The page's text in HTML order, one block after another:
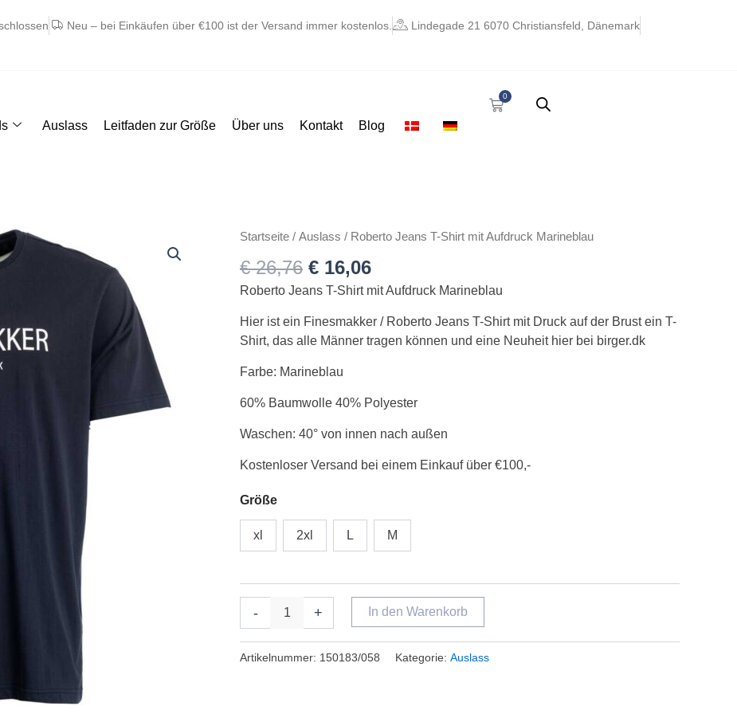
Neu – bei Einkäufen über €100 ist der Versand immer kostenlos.
Lindegade 21 6070 Christiansfeld, Dänemark
Auslass Leitfaden zur Größe Über uns Kontakt Blog
0
Warenkorb
Startseite / Auslass / Roberto Jeans T-Shirt mit Aufdruck Marineblau
€26,76
Ursprünglicher
war:
€ 26,76
€ 16,06
Aktueller
ist:
€ 16,06.
Roberto Jeans T-Shirt mit Aufdruck Marineblau
Hier ist ein Finesmakker / Roberto Jeans T-Shirt mit Druck auf der Brust ein T-
Shirt, das alle Männer tragen können und eine Neuheit hier bei birger.dk
Farbe: Marineblau
60% Baumwolle 40% Polyester
Waschen: 40° von innen nach außen
Kostenloser Versand bei einem Einkauf über €100,-
Größe
xl 2xl L M
-
Roberto
t-
shirt
Marine
blå
+ In den Warenkorb
Artikelnummer: 150183/058 Kategorie: Auslass